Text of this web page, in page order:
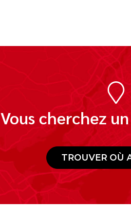
Vous cherchez
TROUVER OÙ